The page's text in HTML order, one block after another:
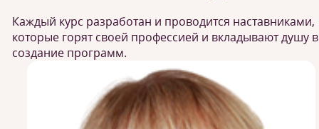
Каждый курс разработан и проводится наставниками,
которые горят своей профессией и вкладывают душу в
создание программ.